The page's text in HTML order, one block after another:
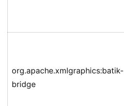
org.apache.xmlgraphics:batik-
bridge